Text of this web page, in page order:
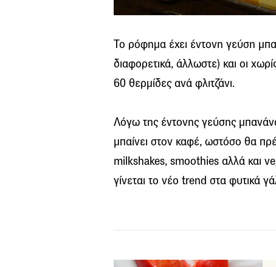
Το ρόφημα έχει έντονη γεύση
διαφορετικά, άλλωστε) και οι
60 θερμίδες ανά φλιτζάνι.
Λόγω της έντονης γεύσης
μπαίνει στον καφέ, ωστόσο θα
milkshakes, smoothies αλλά και
γίνεται το νέο trend στα φυτικά